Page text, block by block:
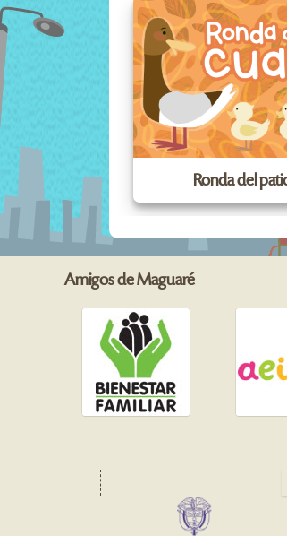
Ronda del
Amigos de Maguaré